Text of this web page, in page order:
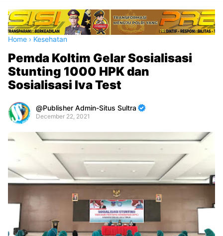
Home › Kesehatan
Pemda Koltim Gelar Sosialisasi
Stunting 1000 HPK dan
Sosialisasi Iva Test
Publisher Admin-Situs Sultra
December 22, 2021
Premium
Design
With
Shroff
Templates